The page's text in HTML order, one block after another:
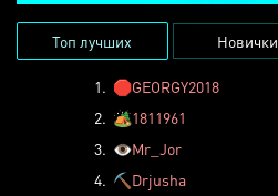
Топ лучших Новички
1. 🛑GEORGY2018
2. 🏕️1811961
3. 👁️Mr_Jor
4. ⛏️ Drjusha